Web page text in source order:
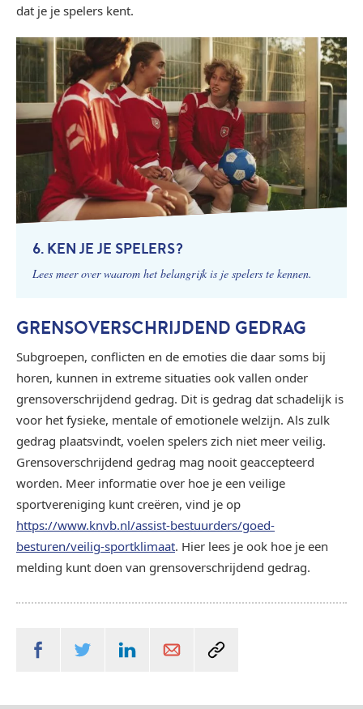
dat je je spelers kent.
6. KEN JE JE SPELERS?
Lees meer over waarom het belangrijk is je spelers te kennen.
GRENSOVERSCHRIJDEND GEDRAG
Subgroepen, conflicten en de emoties die daar soms bij
horen, kunnen in extreme situaties ook vallen onder
grensoverschrijdend gedrag. Dit is gedrag dat schadelijk is
voor het fysieke, mentale of emotionele welzijn. Als zulk
gedrag plaatsvindt, voelen spelers zich niet meer veilig.
Grensoverschrijdend gedrag mag nooit geaccepteerd
worden. Meer informatie over hoe je een veilige
sportvereniging kunt creëren, vind je op
https://www.knvb.nl/assist-bestuurders/goed-
besturen/veilig-sportklimaat. Hier lees je ook hoe je een
melding kunt doen van grensoverschrijdend gedrag.